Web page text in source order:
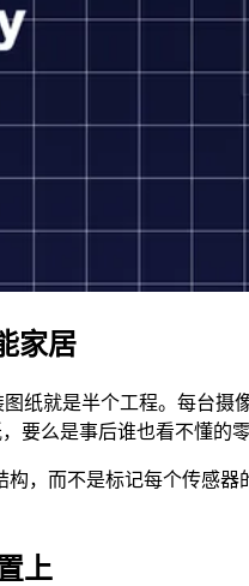
家居
纸就是半个工程。每台
要么是事后谁也看不懂的零
，而不是标记每个传感
上